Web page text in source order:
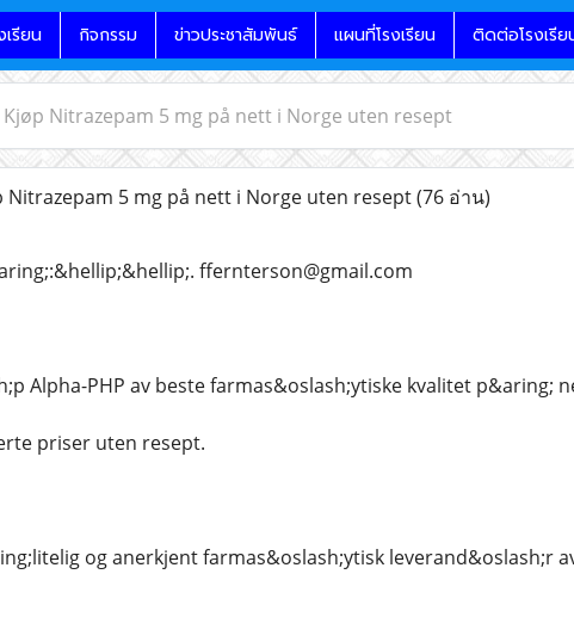
เรียน กิจกรรม ข่าวประชาสัมพันธ์ แผนที่โรงเรียน ติดต่อโรงเรีย
Nitrazepam 5 mg på nett i Norge uten resept
Nitrazepam 5 mg på nett i Norge uten resept(76 อ่าน)
ffernterson@gmail.com
Alpha-PHP av beste farmas&oslash;ytiske kvalitet p&aring;
priser uten resept.
og anerkjent farmas&oslash;ytisk leverand&oslash;r